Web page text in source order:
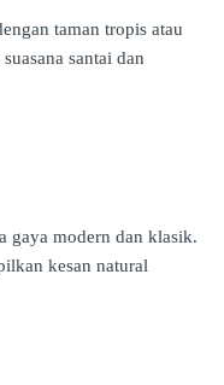
taman tropis atau
santai dan
gaya modern dan klasik.
kesan natural